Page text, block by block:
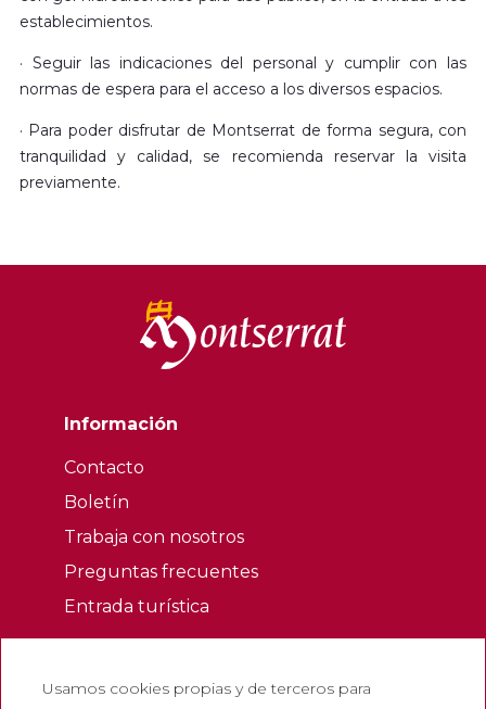
establecimientos.
· Seguir las indicaciones del personal y cumplir con las
normas de espera para el acceso a los diversos espacios.
· Para poder disfrutar de Montserrat de forma segura, con
tranquilidad y calidad, se recomienda reservar la visita
previamente.
Información
Contacto
Boletín
Trabaja con nosotros
Preguntas frecuentes
Entrada turística
Política de privacidad
Usamos cookies propias y de terceros para